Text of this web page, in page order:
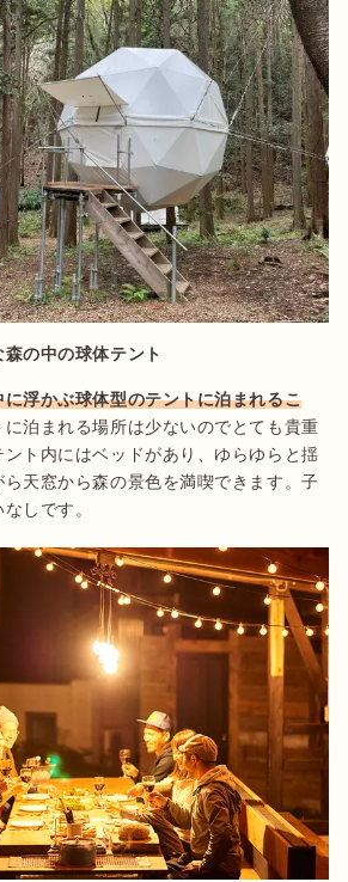
の中の球体テント
に浮かぶ球体型のテントに泊まれるこ
泊まれる場所は少ないのでとても貴重
ト内にはベッドがあり、ゆらゆらと揺
天窓から森の景色を満喫できます。子
しです。